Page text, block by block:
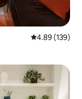
औसत रेटिंग 5 में से
4.89 (139)